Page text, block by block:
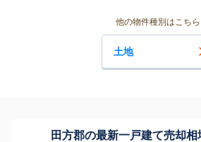
他の物件種別はこちら
土地
田方郡の最新一戸建て売却